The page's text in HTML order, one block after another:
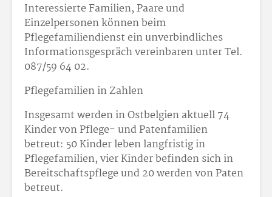
Interessierte Familien, Paare und
Einzelpersonen können beim
Pflegefamiliendienst ein unverbindliches
Informationsgespräch vereinbaren unter Tel.
087/59 64 02.
Pflegefamilien in Zahlen
Insgesamt werden in Ostbelgien aktuell 74
Kinder von Pflege- und Patenfamilien
betreut: 50 Kinder leben langfristig in
Pflegefamilien, vier Kinder befinden sich in
Bereitschaftspflege und 20 werden von Paten
betreut.